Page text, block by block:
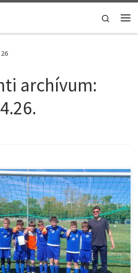
Search
26
archívum:
között rendezték meg az
tavaszi tornáját Gyulán, az id.
A rendezvény remek időjárás,
és sportszerű hangulat mellett zajlott.
11 csapata vett részt, 121 fiatal
csapatok az alábbi településekről […]